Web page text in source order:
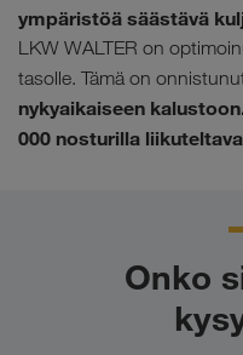
ympäristöä säästävä
LKW WALTER on
tasolle. Tämä on
nykyaikaiseen
000 nosturilla
Onko